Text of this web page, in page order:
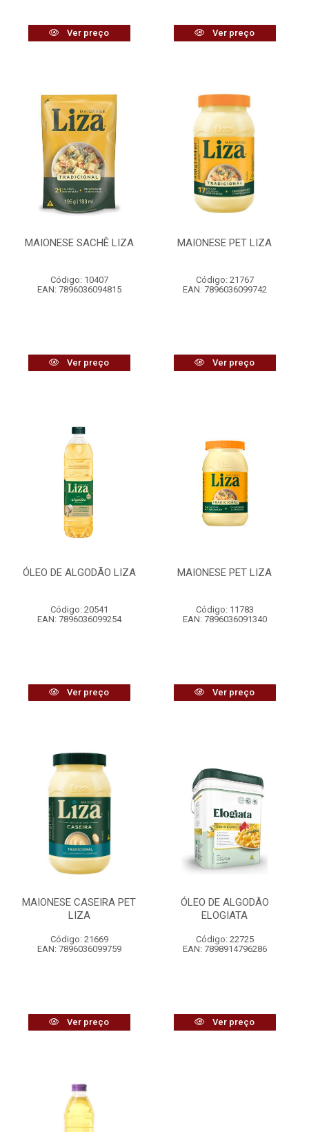
Ver preço Ver preço
MAIONESE SACHÊ LIZA
Código: 10407
EAN: 7896036094815
Ver preço
MAIONESE PET LIZA
Código: 21767
EAN: 7896036099742
Ver preço
ÓLEO DE ALGODÃO LIZA
Código: 20541
EAN: 7896036099254
Ver preço
MAIONESE PET LIZA
Código: 11783
EAN: 7896036091340
Ver preço
MAIONESE CASEIRA PET
LIZA
Código: 21669
EAN: 7896036099759
Ver preço
ÓLEO DE ALGODÃO
ELOGIATA
Código: 22725
EAN: 7898914796286
Ver preço